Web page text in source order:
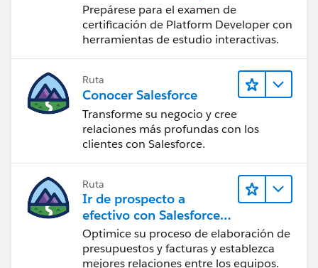
Prepárese para el examen de
certificación de Platform Developer con
herramientas de estudio interactivas.
Ruta
Conocer Salesforce
Transforme su negocio y cree
relaciones más profundas con los
clientes con Salesforce.
Ruta
Ir de prospecto a
efectivo con Salesforce
CPQ y Salesforce Billing
Optimice su proceso de elaboración de
presupuestos y facturas y establezca
mejores relaciones entre los equipos.